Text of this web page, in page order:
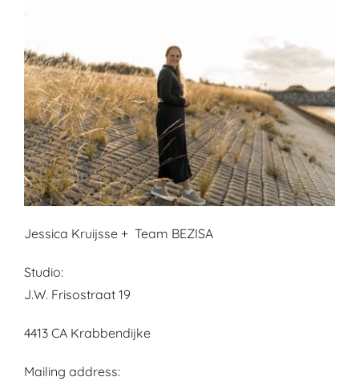
Jessica Kruijsse + Team BEZISA
Studio:
J.W. Frisostraat 19
4413 CA Krabbendijke
Mailing address: